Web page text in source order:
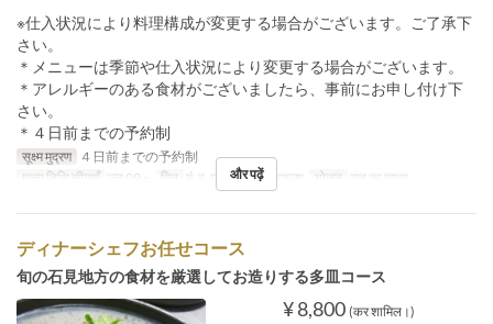
※仕入状況により料理構成が変更する場合がございます。ご了承下
さい。
＊メニューは季節や仕入状況により変更する場合がございます。
＊アレルギーのある食材がございましたら、事前にお申し付け下
さい。
＊４日前までの予約制
सूक्ष्म मुद्रण
４日前までの予約制
मान्य तिथि सीमाएँ
जून 09 ~ दिन मं, बु, गु, शु, श, स, अवकाश भोजन रात का खाना
और पढ़ें
ディナーシェフお任せコース
旬の石見地方の食材を厳選してお造りする多皿コース
¥ 8,800 (कर शामिल।)